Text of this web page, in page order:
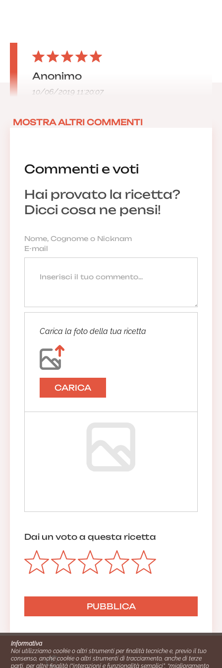
Commenti e voti
Hai provato la ricetta?
Dicci cosa ne pensi!
Carica la foto della tua ricetta
CARICA
Dai un voto a questa ricetta
Anonimo
10/06/2019 11:20:07
MOSTRA ALTRI COMMENTI
Informativa
Noi utilizziamo cookie o altri strumenti per finalità tecniche e, previo il tuo
consenso, anche cookie o altri strumenti di tracciamento, anche di terze
parti, per altre finalità (“interazioni e funzionalità semplici”, “miglioramento